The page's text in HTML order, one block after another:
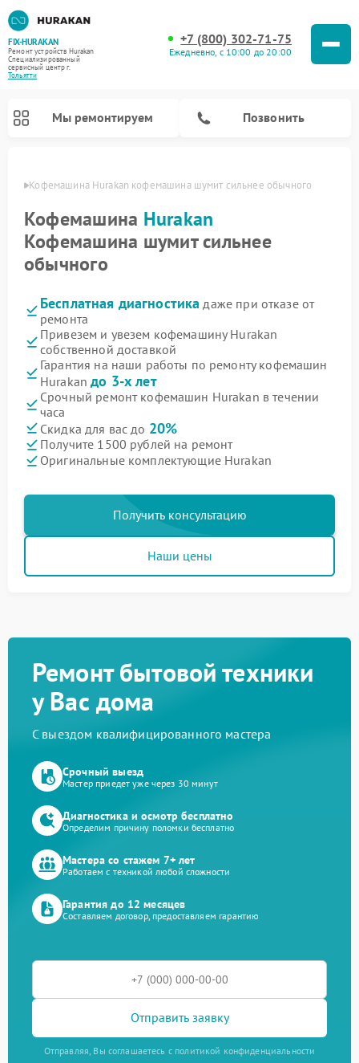
FIX-HURAKAN
Ремонт устройств Hurakan
Специализированный
cервисный центр г.
Тольятти
+7 (800) 302-71-75
Ежедневно, с 10:00 до 20:00
Мы ремонтируем Позвонить
Кофемашина Hurakan кофемашина шумит сильнее обычного
Кофемашина Hurakan
Кофемашина шумит сильнее
обычного
Бесплатная диагностика даже при отказе от
ремонта
Привезем и увезем кофемашину Hurakan
собственной доставкой
Гарантия на наши работы по ремонту кофемашин
Hurakanдо 3-х лет
Срочный ремонт кофемашин Hurakan в течении
часа
Скидка для вас до 20%
Получите 1500 рублей на ремонт
Оригинальные комплектующие Hurakan
Получить консультацию
Наши цены
Ремонт бытовой техники
у Вас дома
С выездом квалифицированного мастера
Срочный выезд
Мастер приедет уже через 30 минут
Диагностика и осмотр бесплатно
Определим причину поломки бесплатно
Мастера со стажем 7+ лет
Работаем с техникой любой сложности
Гарантия до 12 месяцев
Составляем договор, предоставляем гарантию
Отправить заявку
Отправляя, Вы соглашаетесь с политикой конфиденциальности